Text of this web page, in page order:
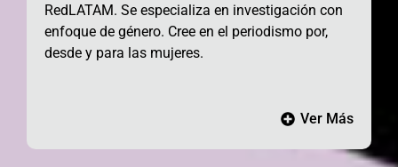
RedLATAM. Se especializa en investigación con
enfoque de género. Cree en el periodismo por,
desde y para las mujeres.
Ver Más